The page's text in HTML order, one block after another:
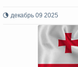
декабрь 09 2025